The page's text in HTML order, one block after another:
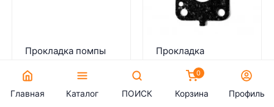
Прокладка помпы
л.с. 369650180
Артикул: 56503
Прокладка
4-5-6 л.с. 6E0-
45315-A0
Главная Каталог ПОИСК
0
Корзина Профиль